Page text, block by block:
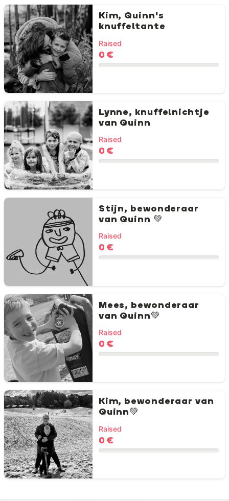
Kim, Quinn's
knuffeltante
Raised
0 €
Lynne, knuffelnichtje
van Quinn
Raised
0 €
Stijn, bewonderaar
van Quinn 💚
Raised
0 €
Mees, bewonderaar
van Quinn💚
Raised
0 €
Kim, bewonderaar van
Quinn💚
Raised
0 €